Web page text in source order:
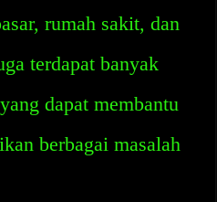
rumah sakit, dan
terdapat banyak
dapat membantu
berbagai masalah